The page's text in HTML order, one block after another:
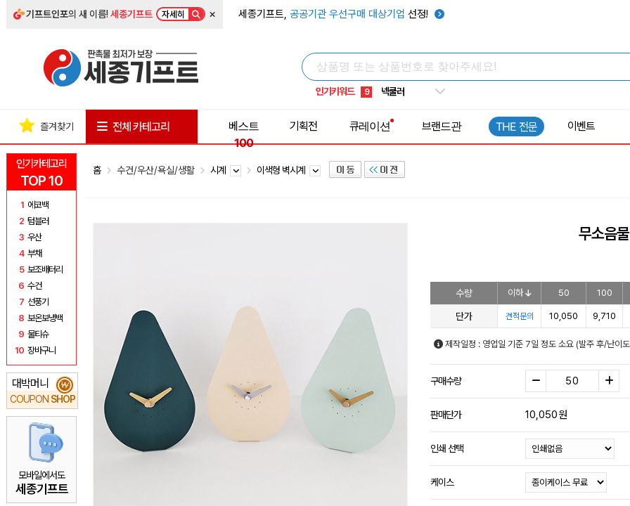
기프트인포의 새 이름!세종기프트 자세히 × 세종기프트, 공공기관 우선구매 대상기업 선정!
인기키워드
5 키캡
8 쿨토시
9 넥쿨러
1 선풍기
인기카테고리
TOP 10
1 에코백
2 텀블러
3 우산
4 부채
5 보조배터리
6 수건
7 선풍기
8 보온보냉백
9 물티슈
10 장바구니
대박머니
COUPON SHOP
₩
모바일에서도
세종기프트
즐겨찾기 전체 카테고리
베스트
100
기획전 큐레이션 브랜드관 THE 전문 이벤트
홈 수건/우산/욕실/생활 시계 이색형 벽시계
무소음
수량 이하 50 100
단가 견적문의 10,050 9,710
제작일정 : 영업일 기준 7일 정도 소요 (발주 후/난이
구매수량
판매단가 10,050원
인쇄 선택
케이스